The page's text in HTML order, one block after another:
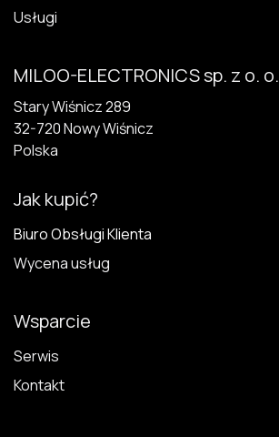
Usługi
MILOO-ELECTRONICS sp. z o. o.
Stary Wiśnicz 289
32-720 N​owy Wiśnicz
Polska
Jak kupić?
Biuro Obsługi Klienta
Wycena usług
Wsparcie
Serwis
Kontakt